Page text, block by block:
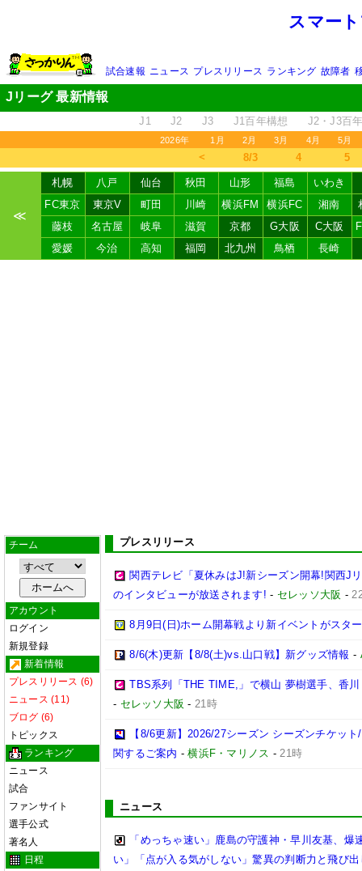
スマー
試合速報 ニュース プレスリリース ランキング 故障者
Jリーグ 最新情報
J1 J2 J3 J1百年構想 J2・J3百
2026年 1月 2月 3月 4月 5月
＜ 8/3 4 5
≪
札幌 八戸 仙台 秋田 山形 福島
いわき
FC東京
東京V 町田 川崎 横浜FM 横浜FC 湘南
藤枝
名古屋 岐阜 滋賀 京都 G大阪 C大阪
愛媛
今治 高知 福岡 北九州 鳥栖 長崎
チーム
アカウント
ログイン
新規登録
新着情報
プレスリリース (6)
ニュース (11)
ブログ (6)
トピックス
ランキング
ニュース
試合
ファンサイト
選手公式
著名人
日程
プレスリリース
関西テレビ「夏休みはJ!新シーズン開幕!関西J
のインタビューが放送されます! - セレッソ大阪 -
8月9日(日)ホーム開幕戦より新イベントがスタ
8/6(木)更新【8/8(土)vs.山口戦】新グッズ情報 -
TBS系列「THE TIME,」で横山 夢樹選手、香
- セレッソ大阪 - 21時
【8/6更新】2026/27シーズン シーズンチケッ
関するご案内 -横浜F・マリノス -21時
ニュース
「めっちゃ速い」鹿島の守護神・早川友基、
い」「点が入る気がしない」驚異の判断力と飛び